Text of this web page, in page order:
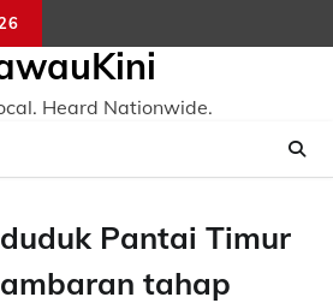
Heard Nationwide.
Pantai Timur
tahap